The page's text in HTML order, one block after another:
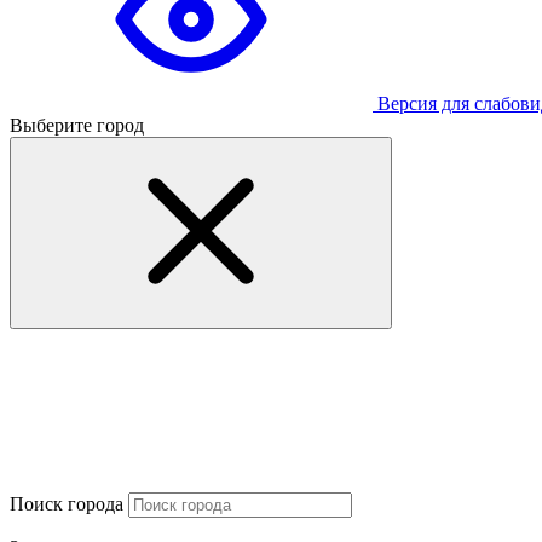
Версия для
Выберите город
Поиск города